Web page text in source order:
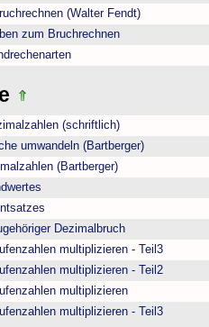
(Walter Fendt)
zum Bruchrechnen
(schriftlich)
umwandeln (Bartberger)
(Bartberger)
Dezimalbruch
multiplizieren - Teil3
multiplizieren - Teil2
multiplizieren
multiplizieren - Teil3